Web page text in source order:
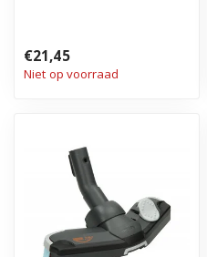
€21,45
Niet op voorraad